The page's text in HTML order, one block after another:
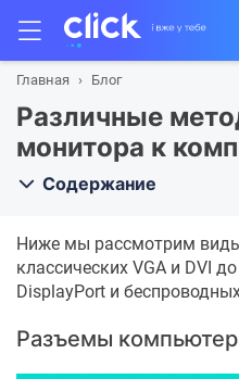
Главная Блог
Различные
монитора к
Содержание
Ниже мы рассмотрим
классических VGA и DVI
DisplayPort и
Разъемы